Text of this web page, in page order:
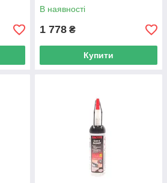
В наявності
1 778 ₴
Купити